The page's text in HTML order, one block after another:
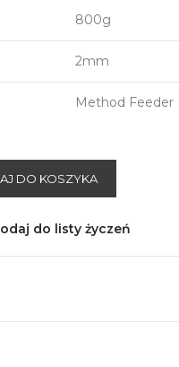
800g
2mm
Method Feeder
DO KOSZYKA
do listy życzeń